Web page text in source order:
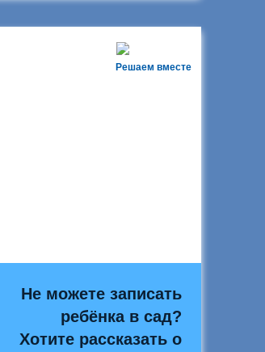
Решаем вместе
Не можете записать
ребёнка в сад?
Хотите рассказать о